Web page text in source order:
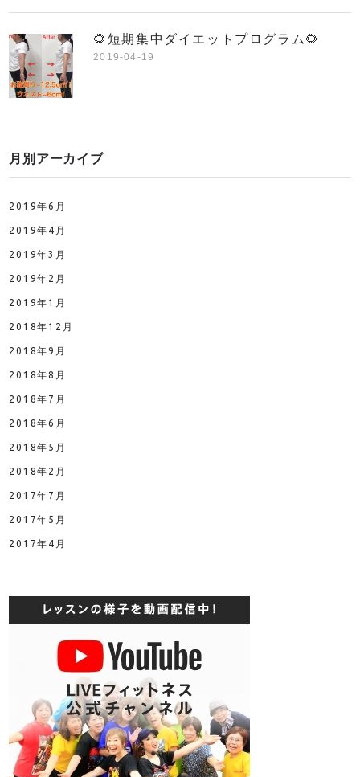
🌻短期集中ダイエットプログラム🌻
2019-04-19
月別アーカイブ
2019年6月
2019年4月
2019年3月
2019年2月
2019年1月
2018年12月
2018年9月
2018年8月
2018年7月
2018年6月
2018年5月
2018年2月
2017年7月
2017年5月
2017年4月